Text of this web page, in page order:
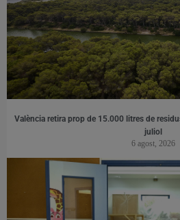
València retira prop de 15.000 litres de
juliol
6 agost, 2026